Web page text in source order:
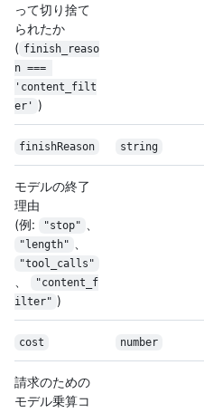
って切り捨て
られたか
( finish_reaso
n ===
'content_filt
er' )
finishReason string
モデルの終了
理由
(例:
"stop"
"length"
"tool_calls"
"content_f
ilter" )
cost number
請求のための
モデル乗算コ